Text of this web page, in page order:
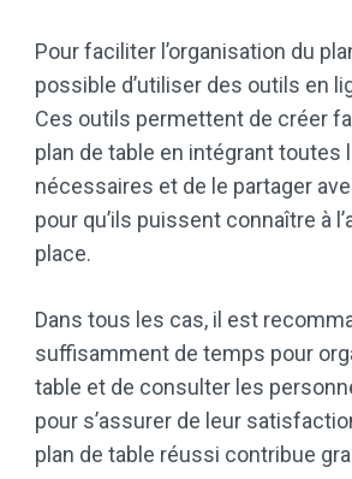
Pour faciliter l’organisation du
possible d’utiliser des outils en
Ces outils permettent de créer
plan de table en intégrant toutes
nécessaires et de le partager
pour qu’ils puissent connaître à
place.
Dans tous les cas, il est
suffisamment de temps pour
table et de consulter les
pour s’assurer de leur
plan de table réussi contribue